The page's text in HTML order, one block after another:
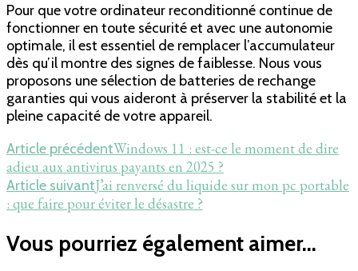
Pour que votre ordinateur reconditionné continue de
fonctionner en toute sécurité et avec une autonomie
optimale, il est essentiel de remplacer l’accumulateur
dès qu’il montre des signes de faiblesse. Nous vous
proposons une sélection de batteries de rechange
garanties qui vous aideront à préserver la stabilité et la
pleine capacité de votre appareil.
Navigation
d'article
Article précédentWindows 11 : est-ce le moment de dire
adieu aux antivirus payants en 2025 ?
Article suivantJ’ai renversé du liquide sur mon pc portable
: que faire pour éviter le désastre ?
Vous pourriez également aimer...